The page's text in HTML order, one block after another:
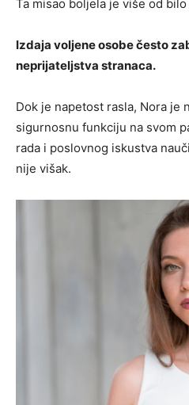
Ta misao boljela je više od
Izdaja voljene osobe često
neprijateljstva stranaca.
Dok je napetost rasla, Nora je
sigurnosnu funkciju na svom
rada i poslovnog iskustva
nije višak.